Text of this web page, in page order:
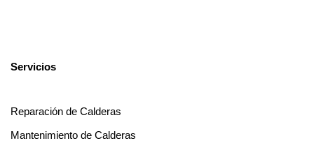
Servicios
Reparación de Calderas
Mantenimiento de Calderas